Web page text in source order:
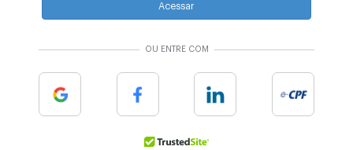
Acessar
OU ENTRE COM